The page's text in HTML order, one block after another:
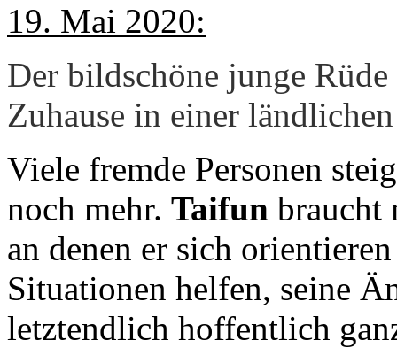
19. Mai 2020:
Der bildschöne junge
Zuhause in einer
Viele fremde Personen
noch mehr. Taifun braucht
an denen er sich
Situationen helfen, seine
letztendlich hoffentlich